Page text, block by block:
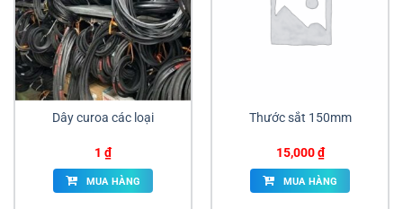
Dây curoa các loại
1 ₫
MUA HÀNG
Thước sắt 150mm
15,000₫
MUA HÀNG